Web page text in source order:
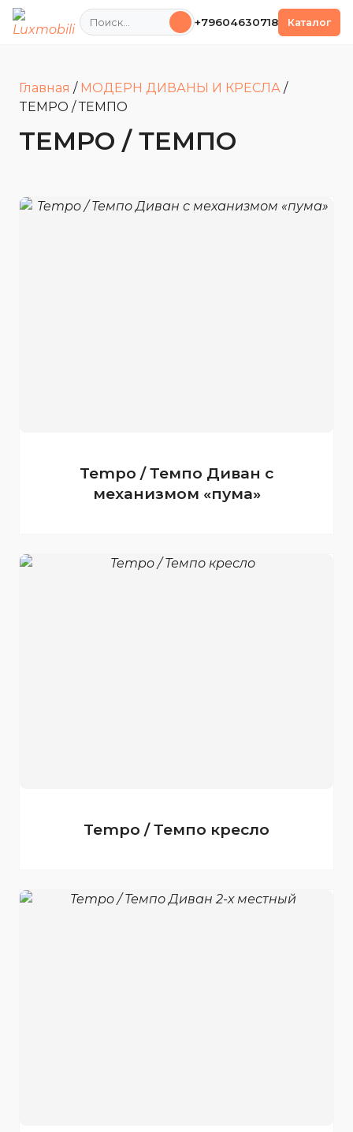
Поиск +79604630718 Каталог
Главная / МОДЕРН ДИВАНЫ И КРЕСЛА /
TEMPO / ТЕМПО
TEMPO / ТЕМПО
Tempo / Темпо Диван с
механизмом «пума»
Tempo / Темпо кресло